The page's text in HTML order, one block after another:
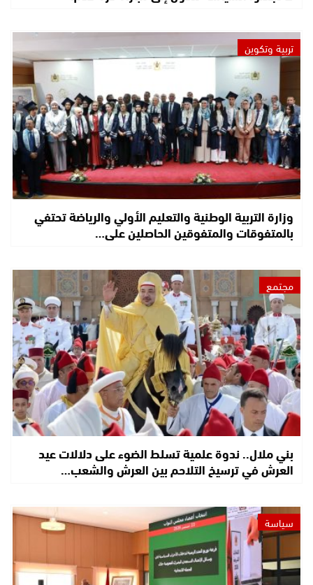
تربية وتكوين
وزارة التربية الوطنية والتعليم الأولي والرياضة تحتفي
بالمتفوقات والمتفوقين الحاصلين على…
مجتمع
بني ملال.. ندوة علمية تسلط الضوء على دلالات عيد
العرش في ترسيخ التلاحم بين العرش والشعب…
سياسة